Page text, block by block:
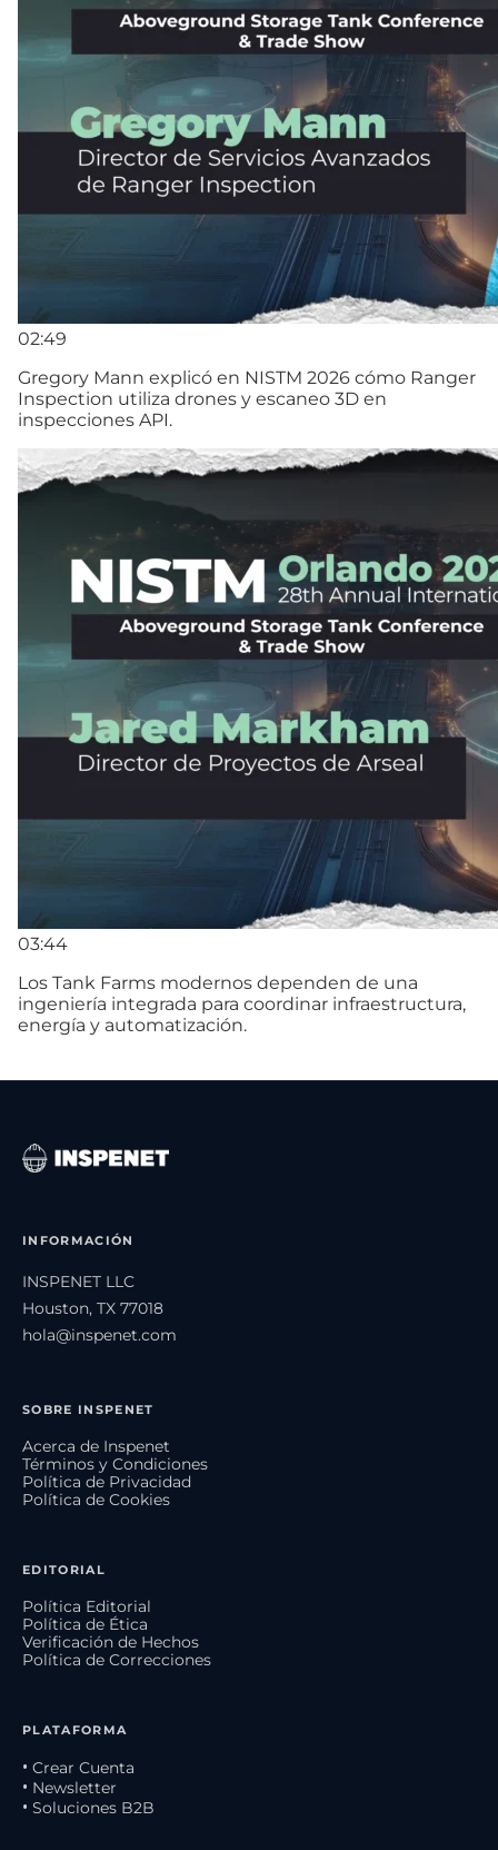
02:49
Gregory Mann explicó en NISTM 2026 cómo Ranger
Inspection utiliza drones y escaneo 3D en
inspecciones API.
03:44
Los Tank Farms modernos dependen de una
ingeniería integrada para coordinar infraestructura,
energía y automatización.
INFORMACIÓN
INSPENET LLC
Houston, TX 77018
hola@inspenet.com
SOBRE INSPENET
Acerca de Inspenet
Términos y Condiciones
Política de Privacidad
Política de Cookies
EDITORIAL
Política Editorial
Política de Ética
Verificación de Hechos
Política de Correcciones
PLATAFORMA
• Crear Cuenta
• Newsletter
• Soluciones B2B